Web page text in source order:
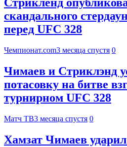
Стрикленд
скандального
перед UFC 328
Чемпионат.com3 месяца спустя 0
Чимаев и Стриклэнд
потасовку на битве
турнирном UFC 328
Матч ТВ3 месяца спустя 0
Хамзат Чимаев